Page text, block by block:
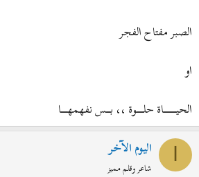
الصبر مفتاح الفجر
او
الحيــــــــــــــــــاة حلــــــــــوة ،، بــــــس نفهمهـــــــــا
اليوم الآخر
شاعر وقلم مميز